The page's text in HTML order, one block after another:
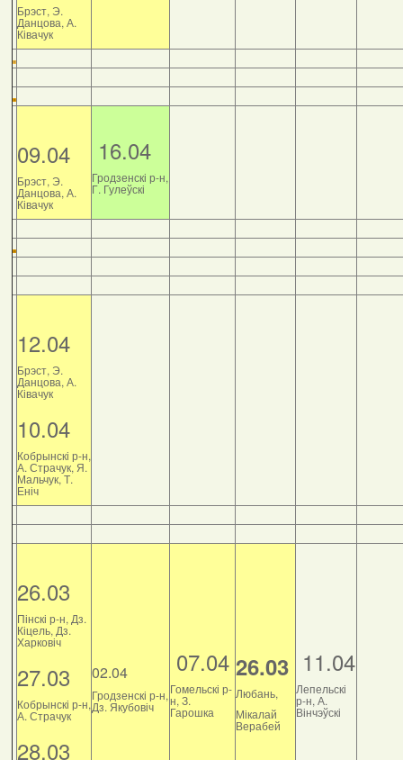
Брэст, Э.
Данцова, А.
Ківачук
09.04
Брэст, Э.
Данцова, А.
Ківачук
16.04
Гродзенскі р-н,
Г. Гулеўскі
12.04
Брэст, Э.
Данцова, А.
Ківачук
10.04
Кобрынскі р-н,
А. Страчук, Я.
Мальчук, Т.
Еніч
26.03
Пінскі р-н, Дз.
Кіцель, Дз.
Харковіч
27.03
Кобрынскі р-н,
А. Страчук
28.03
02.04
Гродзенскі р-н,
Дз. Якубовіч
07.04
Гомельскі р-
н, З.
Гарошка
26.03
Любань,
Мікалай
Верабей
11.04
Лепельскі
р-н, А.
Вінчэўскі